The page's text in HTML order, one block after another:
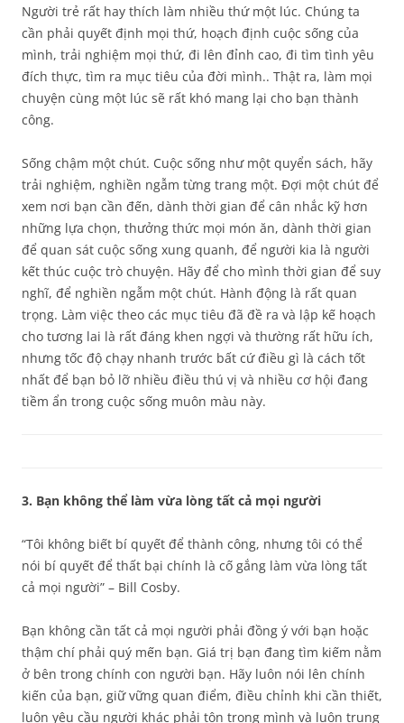
Người trẻ rất hay thích làm nhiều thứ một lúc. Chúng ta
cần phải quyết định mọi thứ, hoạch định cuộc sống của
mình, trải nghiệm mọi thứ, đi lên đỉnh cao, đi tìm tình yêu
đích thực, tìm ra mục tiêu của đời mình.. Thật ra, làm mọi
chuyện cùng một lúc sẽ rất khó mang lại cho bạn thành
công.
Sống chậm một chút. Cuộc sống như một quyển sách, hãy
trải nghiệm, nghiền ngẫm từng trang một. Đợi một chút để
xem nơi bạn cần đến, dành thời gian để cân nhắc kỹ hơn
những lựa chọn, thưởng thức mọi món ăn, dành thời gian
để quan sát cuộc sống xung quanh, để người kia là người
kết thúc cuộc trò chuyện. Hãy để cho mình thời gian để suy
nghĩ, để nghiền ngẫm một chút. Hành động là rất quan
trọng. Làm việc theo các mục tiêu đã đề ra và lập kế hoạch
cho tương lai là rất đáng khen ngợi và thường rất hữu ích,
nhưng tốc độ chạy nhanh trước bất cứ điều gì là cách tốt
nhất để bạn bỏ lỡ nhiều điều thú vị và nhiều cơ hội đang
tiềm ẩn trong cuộc sống muôn màu này.
3. Bạn không thể làm vừa lòng tất cả mọi người
“Tôi không biết bí quyết để thành công, nhưng tôi có thể
nói bí quyết để thất bại chính là cố gắng làm vừa lòng tất
cả mọi người” – Bill Cosby.
Bạn không cần tất cả mọi người phải đồng ý với bạn hoặc
thậm chí phải quý mến bạn. Giá trị bạn đang tìm kiếm nằm
ở bên trong chính con người bạn. Hãy luôn nói lên chính
kiến của bạn, giữ vững quan điểm, điều chỉnh khi cần thiết,
luôn yêu cầu người khác phải tôn trọng mình và luôn trung